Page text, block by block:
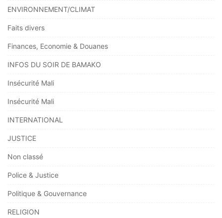
ENVIRONNEMENT/CLIMAT
Faits divers
Finances, Economie & Douanes
INFOS DU SOIR DE BAMAKO
Insécurité Mali
Insécurité Mali
INTERNATIONAL
JUSTICE
Non classé
Police & Justice
Politique & Gouvernance
RELIGION